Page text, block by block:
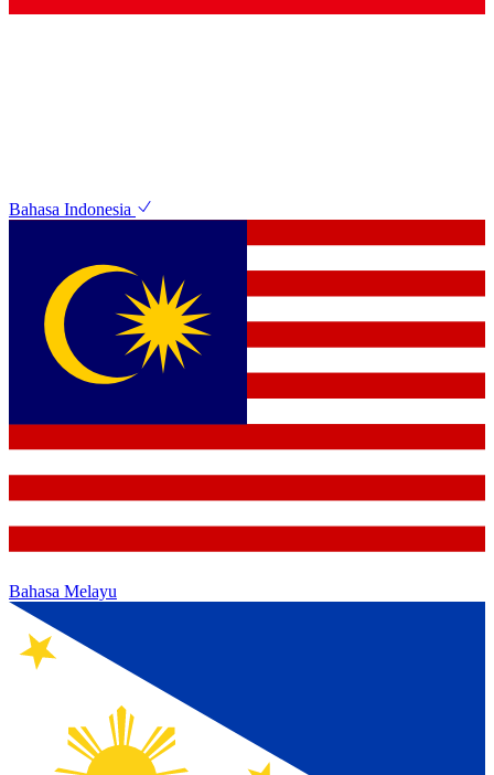
Bahasa Indonesia
Bahasa Melayu